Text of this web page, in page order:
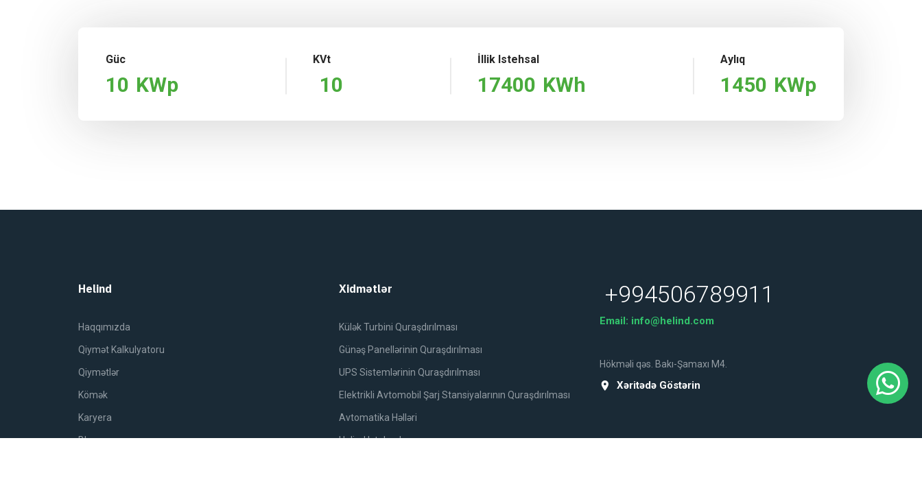
Güc
10 KWp
KVt
10
İllik Istehsal
17400 KWh
Aylıq
1450 KWp
Helind
Haqqımızda
Qiymət Kalkulyatoru
Qiymətlər
Kömək
Karyera
Blog
Xidmətlər
Külək Turbini Quraşdırılması
Günəş Panellərinin Quraşdırılması
UPS Sistemlərinin Quraşdırılması
Elektrikli Avtomobil Şarj Stansiyalarının Quraşdırılması
Avtomatika Həlləri
Helind Istehsalı
+994506789911
Email: info@helind.com
Hökməli qəs. Bakı-Şamaxı M4.
Xəritədə Göstərin